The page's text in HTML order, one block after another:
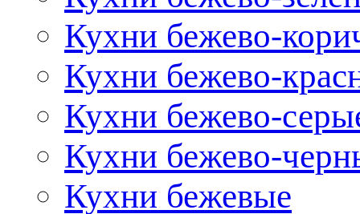
Кухни бежево-
Кухни бежево-
Кухни бежево-
Кухни бежево-
Кухни бежевые